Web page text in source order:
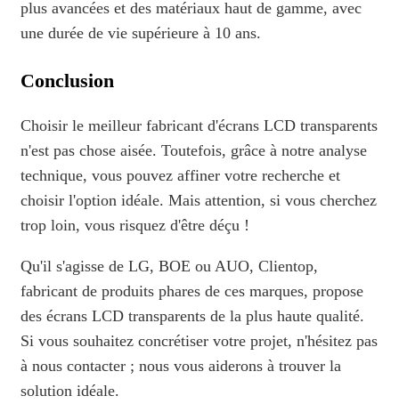
plus avancées et des matériaux haut de gamme, avec
une durée de vie supérieure à 10 ans.
Conclusion
Choisir le meilleur fabricant d'écrans LCD transparents
n'est pas chose aisée. Toutefois, grâce à notre analyse
technique, vous pouvez affiner votre recherche et
choisir l'option idéale. Mais attention, si vous cherchez
trop loin, vous risquez d'être déçu !
Qu'il s'agisse de LG, BOE ou AUO, Clientop,
fabricant de produits phares de ces marques, propose
des écrans LCD transparents de la plus haute qualité.
Si vous souhaitez concrétiser votre projet, n'hésitez pas
à nous contacter ; nous vous aiderons à trouver la
solution idéale.